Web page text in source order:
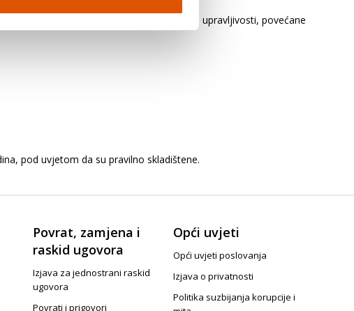
dijelovi vozila. To može biti uzrok slabe upravljivosti, povećane
pod uvjetom da su pravilno skladištene.
Povrat, zamjena i
raskid ugovora
Izjava za jednostrani raskid
ugovora
Povrati i prigovori
Opći uvjeti
Opći uvjeti poslovanja
Izjava o privatnosti
Politika suzbijanja korupcije i